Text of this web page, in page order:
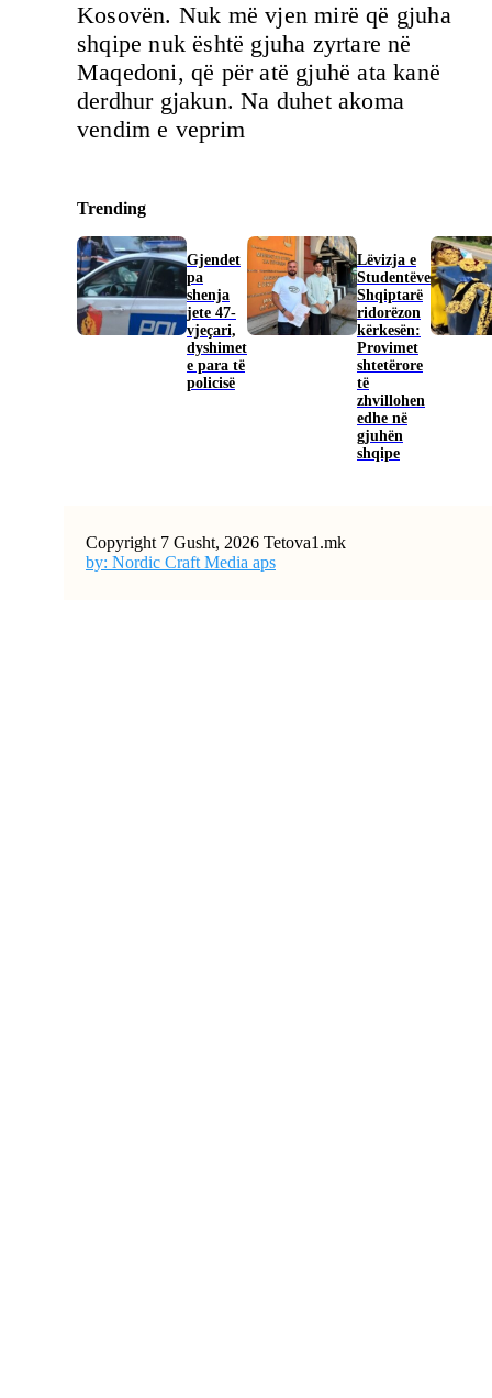
Kosovën. Nuk më vjen mirë që gjuha
shqipe nuk është gjuha zyrtare në
Maqedoni, që për atë gjuhë ata kanë
derdhur gjakun. Na duhet akoma
vendim e veprim
Trending
Gjendet
pa
shenja
jete 47-
vjeçari,
dyshimet
e para të
policisë
Lëvizja e
Studentëve
Shqiptarë
ridorëzon
kërkesën:
Provimet
shtetërore
të
zhvillohen
edhe në
gjuhën
shqipe
Copyright 7 Gusht, 2026 Tetova1.mk
by: Nordic Craft Media aps